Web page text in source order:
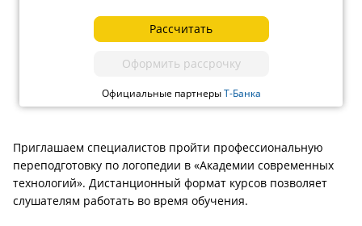
Рассчитать
Оформить рассрочку
Официальные партнерыТ-Банка
Приглашаем специалистов пройти профессиональную
переподготовку по логопедии в «Академии современных
технологий». Дистанционный формат курсов позволяет
слушателям работать во время обучения.